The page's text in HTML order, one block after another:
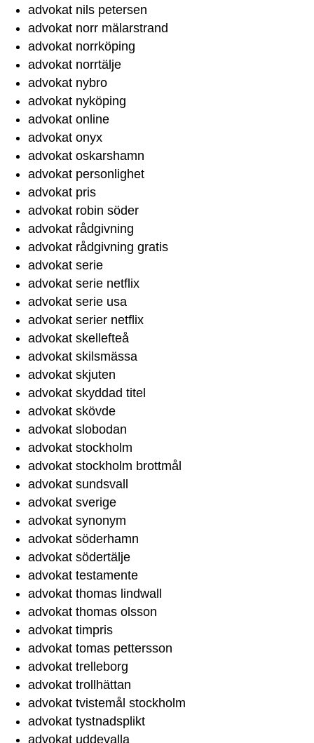
advokat nils petersen
advokat norr mälarstrand
advokat norrköping
advokat norrtälje
advokat nybro
advokat nyköping
advokat online
advokat onyx
advokat oskarshamn
advokat personlighet
advokat pris
advokat robin söder
advokat rådgivning
advokat rådgivning gratis
advokat serie
advokat serie netflix
advokat serie usa
advokat serier netflix
advokat skellefteå
advokat skilsmässa
advokat skjuten
advokat skyddad titel
advokat skövde
advokat slobodan
advokat stockholm
advokat stockholm brottmål
advokat sundsvall
advokat sverige
advokat synonym
advokat söderhamn
advokat södertälje
advokat testamente
advokat thomas lindwall
advokat thomas olsson
advokat timpris
advokat tomas pettersson
advokat trelleborg
advokat trollhättan
advokat tvistemål stockholm
advokat tystnadsplikt
advokat uddevalla